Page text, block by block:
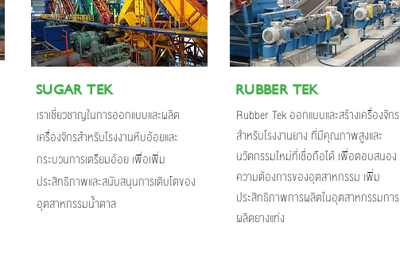
SUGAR TEK
เราเชี่ยวชาญในการออกแบบและผลิต
เครื่องจักรสำหรับโรงงานหีบอ้อยและ
กระบวนการเตรียมอ้อย เพื่ิอเพิ่ม
ประสิทธิภาพและสนับสนุนการเติบโตของ
อุตสาหกรรมน้ำตาล
RUBBER TEK
Rubber Tek ออกแบบและสร้างเครื่องจักร
สำหรับโรงงานยาง ที่มีคุณภาพสูงและ
นวัตกรรมใหม่ที่เชื่อถือได้ เพื่อตอบสนอง
ความต้องการของอุตสาหกรรม เพิ่ม
ประสิทธิภาพการผลิตในอุตสาหกรรมการ
ผลิตยางแท่ง